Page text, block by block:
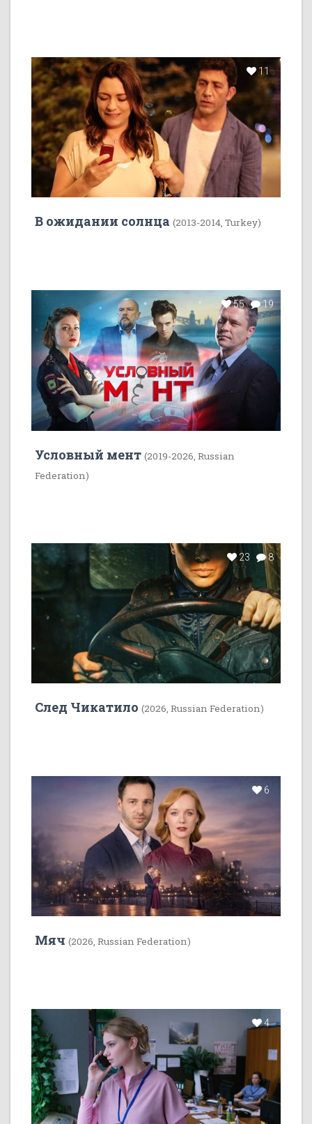
11
В ожидании солнца (2013-2014, Turkey)
55 19
Условный мент (2019-2026, Russian
Federation)
23 8
След Чикатило (2026, Russian Federation)
6
Мяч (2026, Russian Federation)
4